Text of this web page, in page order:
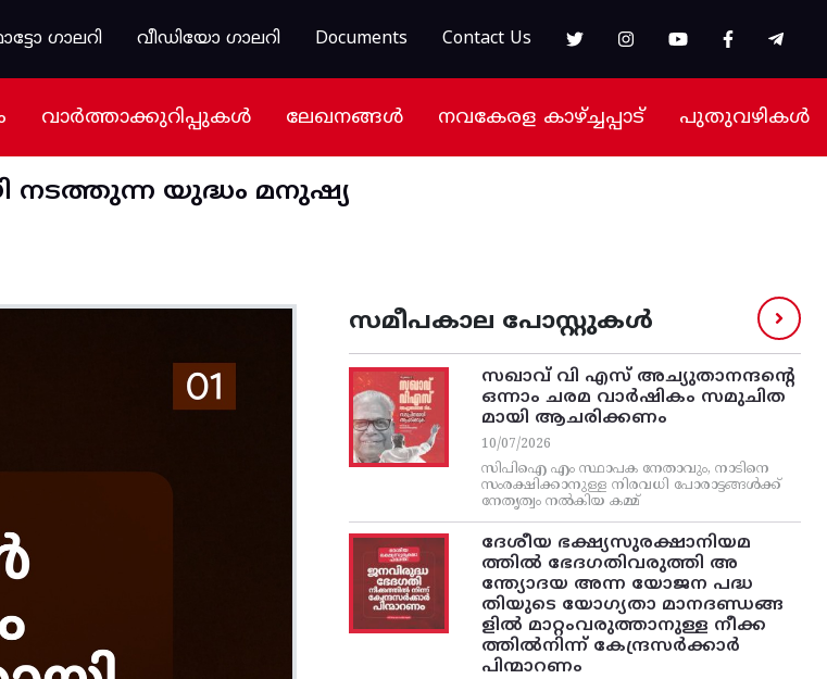
ഗാലറി വീഡിയോ ഗാലറി Documents Contact Us
വാർത്താക്കുറിപ്പുകൾ ലേഖനങ്ങൾ നവകേരള കാഴ്ച്ചപ്പാട് പുതുവഴികൾ
നടത്തുന്ന യുദ്ധം മനുഷ്യ
സമീപകാല പോസ്റ്റുകൾ
സഖാവ് വി എസ്‌ അച്യുതാനന്ദന്റെ
ഒന്നാം ചരമ വാര്‍ഷികം സമുചിത
മായി ആചരിക്കണം
10/07/2026
സിപിഐ എം സ്ഥാപക നേതാവും, നാടിനെ
സംരക്ഷിക്കാനുള്ള നിരവധി പോരാട്ടങ്ങള്‍ക്ക്‌
നേതൃത്വം നല്‍കിയ കമ്മ്
ദേശീയ ഭക്ഷ്യസുരക്ഷാനിയമ
ത്തിൽ ഭേദഗതിവരുത്തി അ
ന്ത്യോദയ അന്ന യോജന പദ്ധ
തിയുടെ യോഗ്യതാ മാനദണ്ഡങ്ങ
ളിൽ മാറ്റംവരുത്താനുള്ള നീക്ക
ത്തിൽനിന്ന്‌ കേന്ദ്രസർക്കാർ
പിന്മാറണം